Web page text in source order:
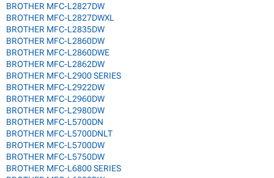
BROTHER MFC-L2827DW
BROTHER MFC-L2827DWXL
BROTHER MFC-L2835DW
BROTHER MFC-L2860DW
BROTHER MFC-L2860DWE
BROTHER MFC-L2862DW
BROTHER MFC-L2900 SERIES
BROTHER MFC-L2922DW
BROTHER MFC-L2960DW
BROTHER MFC-L2980DW
BROTHER MFC-L5700DN
BROTHER MFC-L5700DNLT
BROTHER MFC-L5700DW
BROTHER MFC-L5750DW
BROTHER MFC-L6800 SERIES